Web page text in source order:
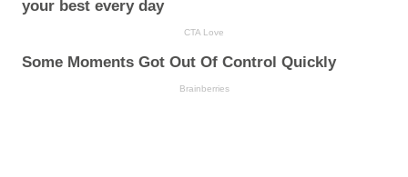
your best every day
CTA Love
Some Moments Got Out Of Control Quickly
Brainberries